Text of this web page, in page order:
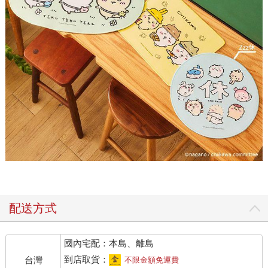
配送方式
台灣
國內宅配：本島、離島
到店取貨：
不限金額免運費